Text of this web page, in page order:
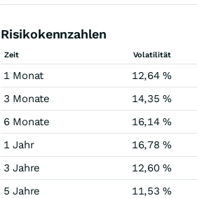
Risikokennzahlen
Zeit Volatilität
1 Monat 12,64 %
3 Monate
14,35 %
6 Monate
16,14 %
1 Jahr
16,78 %
3 Jahre
12,60 %
5 Jahre
11,53 %